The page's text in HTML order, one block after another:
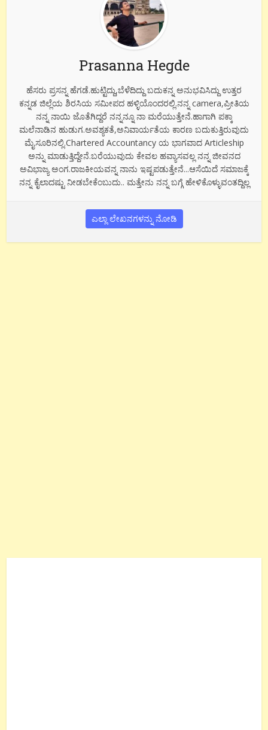
Prasanna Hegde
ಹೆಸರು ಪ್ರಸನ್ನ ಹೆಗಡೆ.ಹುಟ್ಟಿದ್ದು,ಬೆಳೆದಿದ್ದು ಬದುಕನ್ನ ಅನುಭವಿಸಿದ್ದು ಉತ್ತರ
ಕನ್ನಡ ಜಿಲ್ಲೆಯ ಶಿರಸಿಯ ಸಮೀಪದ ಹಳ್ಳಿಯೊಂದರಲ್ಲಿ.ನನ್ನ camera,ಪ್ರೀತಿಯ
ನನ್ನ ನಾಯಿ ಜೊತೆಗಿದ್ದರೆ ನನ್ನನ್ನೂ ನಾ ಮರೆಯುತ್ತೇನೆ.ಹಾಗಾಗಿ ಪಕ್ಕಾ
ಮಲೆನಾಡಿನ ಹುಡುಗ.ಅವಶ್ಯಕತೆ,ಅನಿವಾರ್ಯತೆಯ ಕಾರಣ ಬದುಕುತ್ತಿರುವುದು
ಮೈಸೂರಿನಲ್ಲಿ.Chartered Accountancy ಯ ಭಾಗವಾದ Articleship
ಅನ್ನು ಮಾಡುತ್ತಿದ್ದೇನೆ.ಬರೆಯುವುದು ಕೇವಲ ಹವ್ಯಾಸವಲ್ಲ ನನ್ನ ಜೀವನದ
ಅವಿಭಾಜ್ಯ ಅಂಗ.ರಾಜಕೀಯವನ್ನ ನಾನು ಇಷ್ಟಪಡುತ್ತೇನೆ...ಆಸೆಯಿದೆ ಸಮಾಜಕ್ಕೆ
ನನ್ನ ಕೈಲಾದಷ್ಟು ನೀಡಬೇಕೆಂಬುದು.. ಮತ್ತೇನು ನನ್ನ ಬಗ್ಗೆ ಹೇಳಿಕೊಳ್ಳುವಂತದ್ದಿಲ್ಲ
ಎಲ್ಲಾ ಲೇಖನಗಳನ್ನು ನೋಡಿ